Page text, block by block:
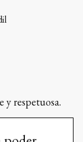
respetuosa.